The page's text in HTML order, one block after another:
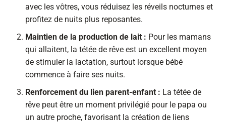
avec les vôtres, vous réduisez les réveils nocturnes et
profitez de nuits plus reposantes.
Maintien de la production de lait : Pour les mamans
qui allaitent, la tétée de rêve est un excellent moyen
de stimuler la lactation, surtout lorsque bébé
commence à faire ses nuits.
Renforcement du lien parent-enfant : La tétée de
rêve peut être un moment privilégié pour le papa ou
un autre proche, favorisant la création de liens